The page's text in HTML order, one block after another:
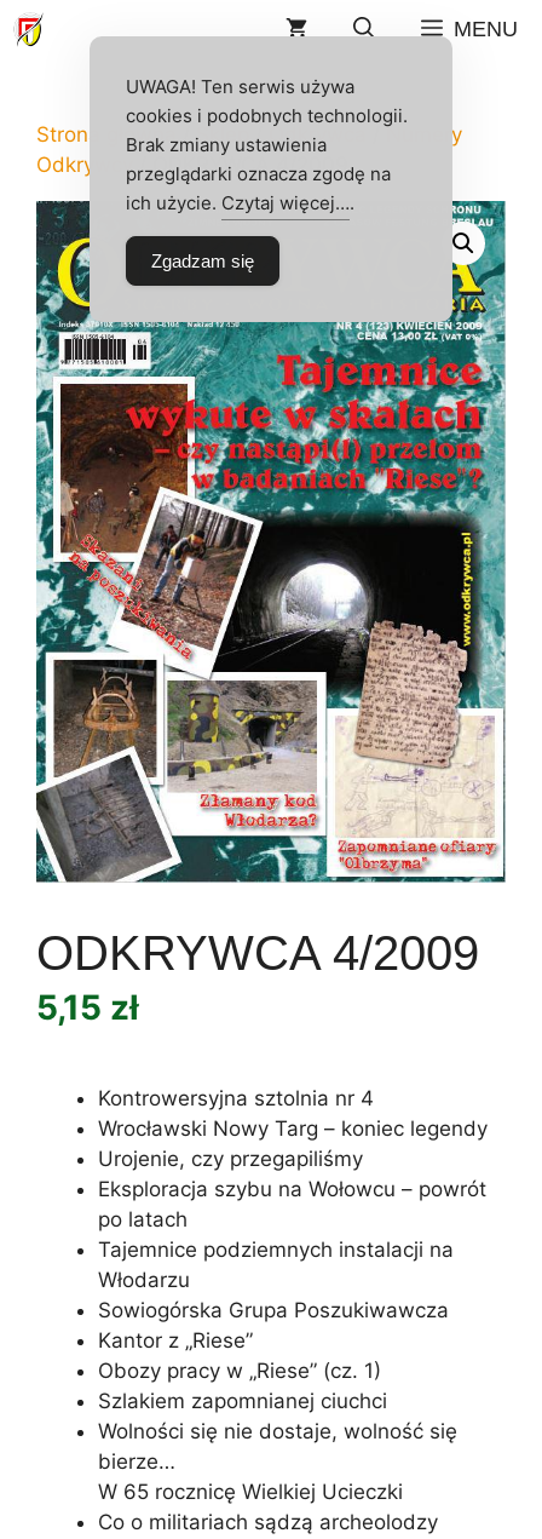
Przejdź
do
MENU
Strona główna/ Sklep / Odkrywca
Numery
Odkrywcy/ ODKRYWCA 4/2009
ODKRYWCA 4/2009
5,15 zł
Kontrowersyjna sztolnia nr 4
Wrocławski Nowy Targ – koniec legendy
Urojenie, czy przegapiliśmy
Eksploracja szybu na Wołowcu – powrót
po latach
Tajemnice podziemnych instalacji na
Włodarzu
Sowiogórska Grupa Poszukiwawcza
Kantor z „Riese”
Obozy pracy w „Riese” (cz. 1)
Szlakiem zapomnianej ciuchci
Wolności się nie dostaje, wolność się
bierze…
W 65 rocznicę Wielkiej Ucieczki
Co o militariach sądzą archeolodzy
UWAGA! Ten serwis używa
cookies i podobnych technologii.
Brak zmiany ustawienia
przeglądarki oznacza zgodę na
ich użycie. Czytaj więcej….
Zgadzam się